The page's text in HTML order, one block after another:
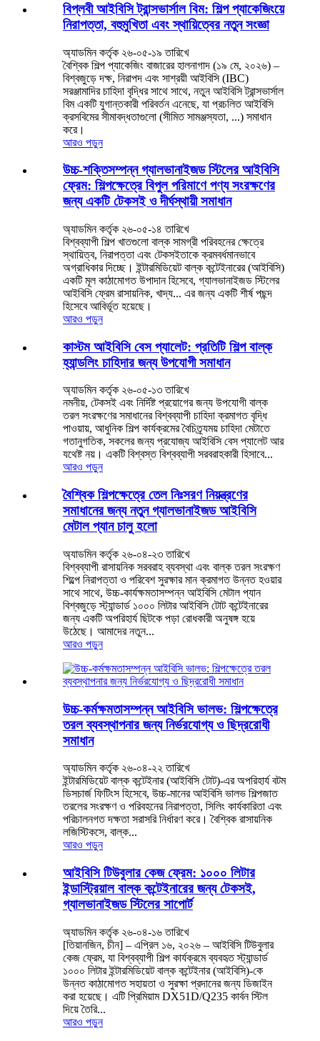
বিপ্লবী আইবিসি ট্রান্সভার্সাল বিম: শিল্প প্যাকেজিংয়ে
নিরাপত্তা, বহুমুখিতা এবং স্থায়িত্বের নতুন সংজ্ঞা
অ্যাডমিন কর্তৃক ২৬-০৫-১৯ তারিখে
বৈশ্বিক শিল্প প্যাকেজিং বাজারের হালনাগাদ (১৯ মে, ২০২৬) –
বিশ্বজুড়ে দক্ষ, নিরাপদ এবং সাশ্রয়ী আইবিসি (IBC)
সরঞ্জামাদির চাহিদা বৃদ্ধির সাথে সাথে, নতুন আইবিসি ট্রান্সভার্সাল
বিম একটি যুগান্তকারী পরিবর্তন এনেছে, যা প্রচলিত আইবিসি
ক্রসবিমের সীমাবদ্ধতাগুলো (সীমিত সামঞ্জস্যতা, ...) সমাধান
করে।
আরও পড়ুন
উচ্চ-শক্তিসম্পন্ন গ্যালভানাইজড স্টিলের আইবিসি
ফ্রেম: শিল্পক্ষেত্রে বিপুল পরিমাণে পণ্য সংরক্ষণের
জন্য একটি টেকসই ও দীর্ঘস্থায়ী সমাধান
অ্যাডমিন কর্তৃক ২৬-০৫-১৪ তারিখে
বিশ্বব্যাপী শিল্প খাতগুলো বাল্ক সামগ্রী পরিবহনের ক্ষেত্রে
স্থায়িত্ব, নিরাপত্তা এবং টেকসইতাকে ক্রমবর্ধমানভাবে
অগ্রাধিকার দিচ্ছে। ইন্টারমিডিয়েট বাল্ক কন্টেইনারের (আইবিসি)
একটি মূল কাঠামোগত উপাদান হিসেবে, গ্যালভানাইজড স্টিলের
আইবিসি ফ্রেম রাসায়নিক, খাদ্য... এর জন্য একটি শীর্ষ পছন্দ
হিসেবে আবির্ভূত হয়েছে।
আরও পড়ুন
কাস্টম আইবিসি বেস প্যালেট: প্রতিটি শিল্প বাল্ক
হ্যান্ডলিং চাহিদার জন্য উপযোগী সমাধান
অ্যাডমিন কর্তৃক ২৬-০৫-১৩ তারিখে
নমনীয়, টেকসই এবং নির্দিষ্ট প্রয়োগের জন্য উপযোগী বাল্ক
তরল সংরক্ষণের সমাধানের বিশ্বব্যাপী চাহিদা ক্রমাগত বৃদ্ধি
পাওয়ায়, আধুনিক শিল্প কার্যক্রমের বৈচিত্র্যময় চাহিদা মেটাতে
গতানুগতিক, সকলের জন্য প্রযোজ্য আইবিসি বেস প্যালেট আর
যথেষ্ট নয়। একটি বিশ্বস্ত বিশ্বব্যাপী সরবরাহকারী হিসাবে...
আরও পড়ুন
বৈশ্বিক শিল্পক্ষেত্রে তেল নিঃসরণ নিয়ন্ত্রণের
সমাধানের জন্য নতুন গ্যালভানাইজড আইবিসি
মেটাল প্যান চালু হলো
অ্যাডমিন কর্তৃক ২৬-০৪-২৩ তারিখে
বিশ্বব্যাপী রাসায়নিক সরবরাহ ব্যবস্থা এবং বাল্ক তরল সংরক্ষণ
শিল্পে নিরাপত্তা ও পরিবেশ সুরক্ষার মান ক্রমাগত উন্নত হওয়ার
সাথে সাথে, উচ্চ-কার্যক্ষমতাসম্পন্ন আইবিসি মেটাল প্যান
বিশ্বজুড়ে স্ট্যান্ডার্ড ১০০০ লিটার আইবিসি টোট কন্টেইনারের
জন্য একটি অপরিহার্য ছিটকে পড়া রোধকারী অনুষঙ্গ হয়ে
উঠেছে। আমাদের নতুন...
আরও পড়ুন
উচ্চ-কর্মক্ষমতাসম্পন্ন আইবিসি ভালভ: শিল্পক্ষেত্রে
তরল ব্যবস্থাপনার জন্য নির্ভরযোগ্য ও ছিদ্ররোধী
সমাধান
অ্যাডমিন কর্তৃক ২৬-০৪-২২ তারিখে
ইন্টারমিডিয়েট বাল্ক কন্টেইনার (আইবিসি টোট)-এর অপরিহার্য বটম
ডিসচার্জ ফিটিংস হিসেবে, উচ্চ-মানের আইবিসি ভালভ শিল্পজাত
তরলের সংরক্ষণ ও পরিবহনের নিরাপত্তা, সিলিং কার্যকারিতা এবং
পরিচালনগত দক্ষতা সরাসরি নির্ধারণ করে। বৈশ্বিক রাসায়নিক
লজিস্টিকসে, বাল্ক...
আরও পড়ুন
আইবিসি টিউবুলার কেজ ফ্রেম: ১০০০ লিটার
ইন্ডাস্ট্রিয়াল বাল্ক কন্টেইনারের জন্য টেকসই,
গ্যালভানাইজড স্টিলের সাপোর্ট
অ্যাডমিন কর্তৃক ২৬-০৪-১৬ তারিখে
[তিয়ানজিন, চীন] – এপ্রিল ১৬, ২০২৬ – আইবিসি টিউবুলার
কেজ ফ্রেম, যা বিশ্বব্যাপী শিল্প কার্যক্রমে ব্যবহৃত স্ট্যান্ডার্ড
১০০০ লিটার ইন্টারমিডিয়েট বাল্ক কন্টেইনার (আইবিসি)-কে
উন্নত কাঠামোগত সহায়তা ও সুরক্ষা প্রদানের জন্য ডিজাইন
করা হয়েছে। এটি প্রিমিয়াম DX51D/Q235 কার্বন স্টিল
দিয়ে তৈরি...
আরও পড়ুন